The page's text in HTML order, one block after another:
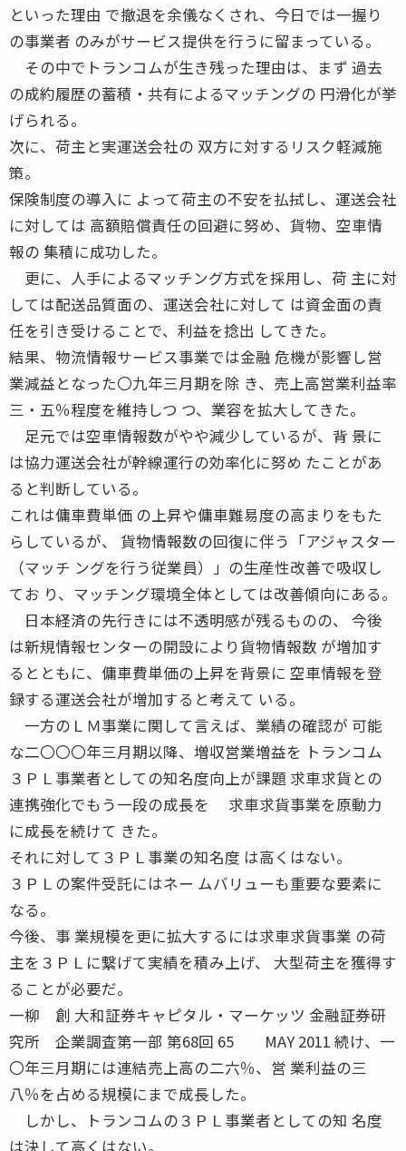
といった理由 で撤退を余儀なくされ、今日では一握り
の事業者 のみがサービス提供を行うに留まっている。
その中でトランコムが生き残った理由は、まず 過去
の成約履歴の蓄積・共有によるマッチングの 円滑化が挙
げられる。
次に、荷主と実運送会社の 双方に対するリスク軽減施
策。
保険制度の導入に よって荷主の不安を払拭し、運送会社
に対しては 高額賠償責任の回避に努め、貨物、空車情
報の 集積に成功した。
更に、人手によるマッチング方式を採用し、荷 主に対
しては配送品質面の、運送会社に対して は資金面の責
任を引き受けることで、利益を捻出 してきた。
結果、物流情報サービス事業では金融 危機が影響し営
業減益となった〇九年三月期を除 き、売上高営業利益率
三・五％程度を維持しつ つ、業容を拡大してきた。
足元では空車情報数がやや減少しているが、背 景に
は協力運送会社が幹線運行の効率化に努め たことがあ
ると判断している。
これは傭車費単価 の上昇や傭車難易度の高まりをもた
らしているが、 貨物情報数の回復に伴う「アジャスター
（マッチ ングを行う従業員）」の生産性改善で吸収し
てお り、マッチング環境全体としては改善傾向にある。
日本経済の先行きには不透明感が残るものの、 今後
は新規情報センターの開設により貨物情報数 が増加す
るとともに、傭車費単価の上昇を背景に 空車情報を登
録する運送会社が増加すると考えて いる。
一方のＬＭ事業に関して言えば、業績の確認が 可能
な二〇〇〇年三月期以降、増収営業増益を トランコム
３ＰＬ事業者としての知名度向上が課題 求車求貨との
連携強化でもう一段の成長を 求車求貨事業を原動力
に成長を続けて きた。
それに対して３ＰＬ事業の知名度 は高くはない。
３ＰＬの案件受託にはネー ムバリューも重要な要素に
なる。
今後、事 業規模を更に拡大するには求車求貨事業 の荷
主を３ＰＬに繋げて実績を積み上げ、 大型荷主を獲得す
ることが必要だ。
一柳 創 大和証券キャピタル・マーケッツ 金融証券研
究所 企業調査第一部 第68回 65 MAY 2011 続け、一
〇年三月期には連結売上高の二六％、営 業利益の三
八％を占める規模にまで成長した。
しかし、トランコムの３ＰＬ事業者としての知 名度
は決して高くはない。